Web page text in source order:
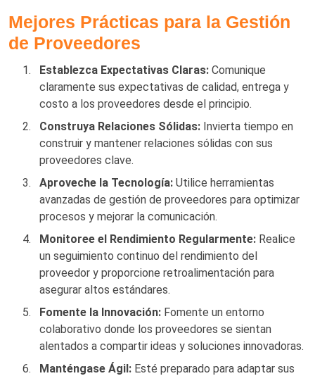
Mejores Prácticas para la Gestión
de Proveedores
Establezca Expectativas Claras: Comunique
claramente sus expectativas de calidad, entrega y
costo a los proveedores desde el principio.
Construya Relaciones Sólidas: Invierta tiempo en
construir y mantener relaciones sólidas con sus
proveedores clave.
Aproveche la Tecnología: Utilice herramientas
avanzadas de gestión de proveedores para optimizar
procesos y mejorar la comunicación.
Monitoree el Rendimiento Regularmente: Realice
un seguimiento continuo del rendimiento del
proveedor y proporcione retroalimentación para
asegurar altos estándares.
Fomente la Innovación: Fomente un entorno
colaborativo donde los proveedores se sientan
alentados a compartir ideas y soluciones innovadoras.
Manténgase Ágil: Esté preparado para adaptar sus